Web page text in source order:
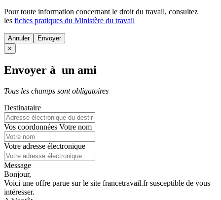
Pour toute information concernant le droit du travail, consultez
les fiches pratiques du Ministère du travail
Annuler
×
Envoyer à un ami
Tous les champs sont obligatoires
Destinataire
Vos coordonnées Votre nom
Votre adresse électronique
Message
Bonjour,
Voici une offre parue sur le site francetravail.fr susceptible de vous
intéresser.